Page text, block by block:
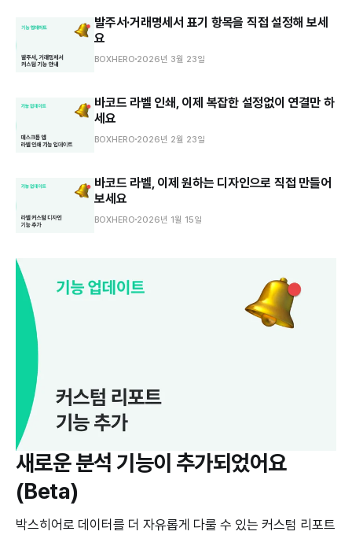
발주서·거래명세서 표기 항목을 직접 설정해 보세
요
BOXHERO 2026년 3월 23일
바코드 라벨 인쇄, 이제 복잡한 설정없이 연결만 하
세요
BOXHERO 2026년 2월 23일
바코드 라벨, 이제 원하는 디자인으로 직접 만들어
보세요
BOXHERO 2026년 1월 15일
새로운 분석 기능이 추가되었어요
(Beta)
박스히어로 데이터를 더 자유롭게 다룰 수 있는 커스텀 리포트